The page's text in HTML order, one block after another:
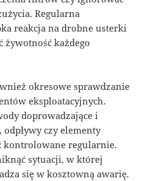
Regularna
reakcja na drobne usterki
żywotność każdego
okresowe sprawdzanie
eksploatacyjnych.
doprowadzające i
czy elementy
kontrolowane regularnie.
sytuacji, w której
się w kosztowną awarię.